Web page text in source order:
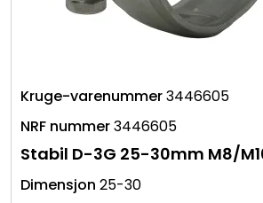
3446605
3446605
Stabil D-3G 25-30mm M8/
25-30